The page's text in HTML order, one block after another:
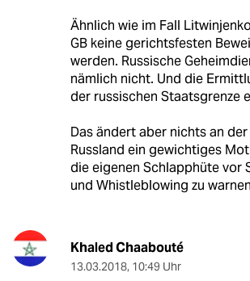
Ähnlich wie im Fall
GB keine gerichtsfesten
werden. Russische
nämlich nicht. Und die
der russischen Staatsgrenze
Das ändert aber nichts an
Russland ein gewichtiges
die eigenen Schlapphüte vor
und Whistleblowing zu
Khaled Chaabouté
13.03.2018, 10:49 Uhr